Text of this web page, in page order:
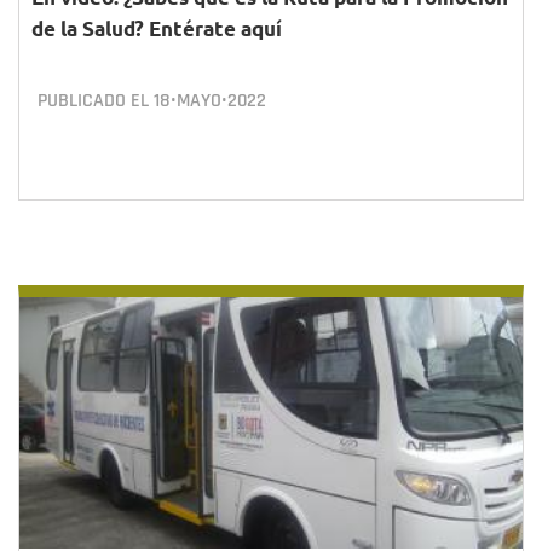
de la Salud? Entérate aquí
PUBLICADO EL18•MAYO•2022